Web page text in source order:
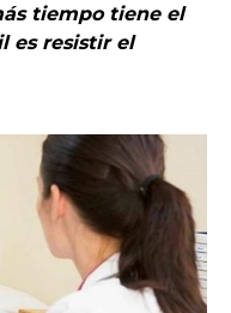
tiempo tiene el
es resistir el